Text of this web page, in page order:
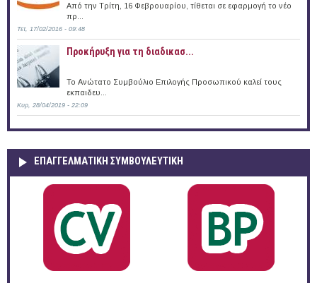
Από την Τρίτη, 16 Φεβρουαρίου, τίθεται σε εφαρμογή το νέο
πρ...
Τετ, 17/02/2016 - 09:48
Προκήρυξη για τη διαδικασ...
Το Ανώτατο Συμβούλιο Επιλογής Προσωπικού καλεί τους
εκπαιδευ...
Κυρ, 28/04/2019 - 22:09
ΕΠΑΓΓΕΛΜΑΤΙΚΉ ΣΥΜΒΟΥΛΕΥΤΙΚΉ